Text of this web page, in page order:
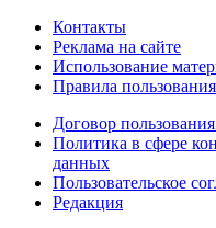
Контакты
Реклама на сайте
Использование
Правила
Договор
Политика в сфере
данных
Пользовательское
Редакция